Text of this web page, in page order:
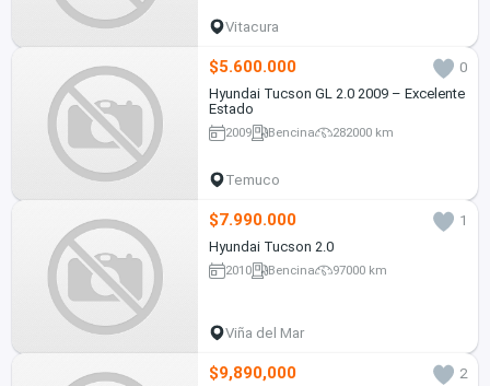
Vitacura
$5.600.000
0
Hyundai Tucson GL 2.0 2009 – Excelente
Estado
2009 Bencina 282000 km
Temuco
$7.990.000
1
Hyundai Tucson 2.0
2010 Bencina 97000 km
Viña del Mar
$9,890,000 2